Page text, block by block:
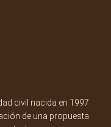
civil nacida en 1997.
de una propuesta